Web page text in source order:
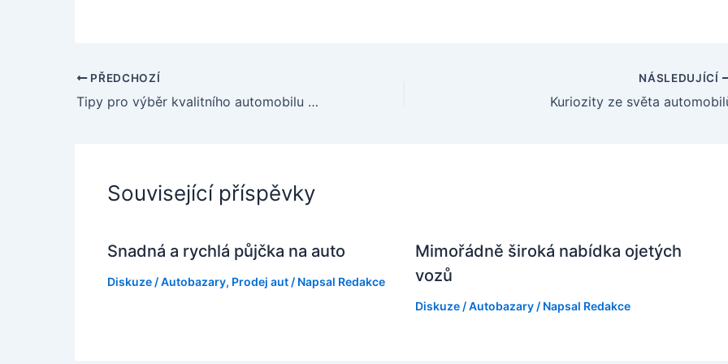
PŘEDCHOZÍ
Tipy pro výběr kvalitního automobilu na autobazaru
NÁSLEDUJÍCÍ
Kuriozity ze světa
Související příspěvky
Snadná a rychlá půjčka na auto
Diskuze /Autobazary, Prodej aut / Napsal Redakce
Mimořádně široká nabídka ojetých
vozů
Diskuze /Autobazary/ Napsal Redakce